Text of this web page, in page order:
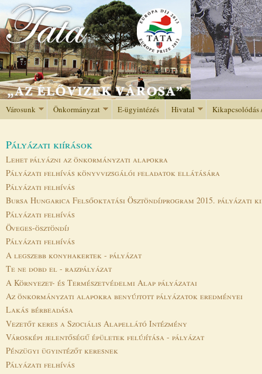
Jump to navigation
Városunk Önkormányzat E-ügyintézés Hivatal Kikapcsolódás
Pályázati kiírások
Lehet pályázni az önkormányzati alapokra
Pályázati felhívás könyvvizsgálói feladatok ellátására
Pályázati felhívás
Bursa Hungarica Felsőoktatási Ösztöndíjprogram 2015. pályázati
Pályázati felhívás
Öveges-ösztöndíj
Pályázati felhívás
A legszebb konyhakertek - pályázat
Te ne dobd el - rajzpályázat
A Környezet- és Természetvédelmi Alap pályázatai
Az önkormányzati alapokra benyújtott pályázatok eredményei
Lakás bérbeadása
Vezetőt keres a Szociális Alapellátó Intézmény
Városképi jelentőségű épületek felújítása - pályázat
Pénzügyi ügyintézőt keresnek
Pályázati felhívás